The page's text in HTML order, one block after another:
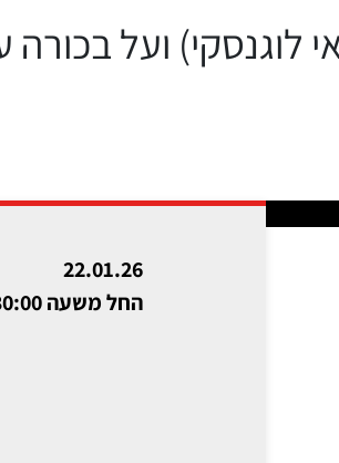
לוגנסקי) ועל
22.01.26
החל משעה 19:30:00